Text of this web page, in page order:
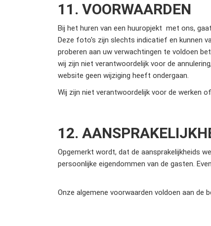
11. VOORWAARDEN
Bij het huren van een huuropjekt met ons,
Deze foto's zijn slechts indicatief en kunnen
proberen aan uw verwachtingen te voldoen
wij zijn niet verantwoordelijk voor de
website geen wijziging heeft ondergaan.
Wij zijn niet verantwoordelijk voor de werken
12.
Opgemerkt wordt, dat de aansprakelijkheids
persoonlijke eigendommen van de gasten.
Onze algemene voorwaarden voldoen aan de